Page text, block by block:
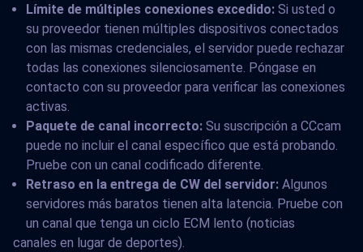
Límite de múltiples conexiones excedido: Si usted o
su proveedor tienen múltiples dispositivos conectados
con las mismas credenciales, el servidor puede rechazar
todas las conexiones silenciosamente. Póngase en
contacto con su proveedor para verificar las conexiones
activas.
Paquete de canal incorrecto: Su suscripción a CCcam
puede no incluir el canal específico que está probando.
Pruebe con un canal codificado diferente.
Retraso en la entrega de CW del servidor: Algunos
servidores más baratos tienen alta latencia. Pruebe con
un canal que tenga un ciclo ECM lento (noticias
canales en lugar de deportes).